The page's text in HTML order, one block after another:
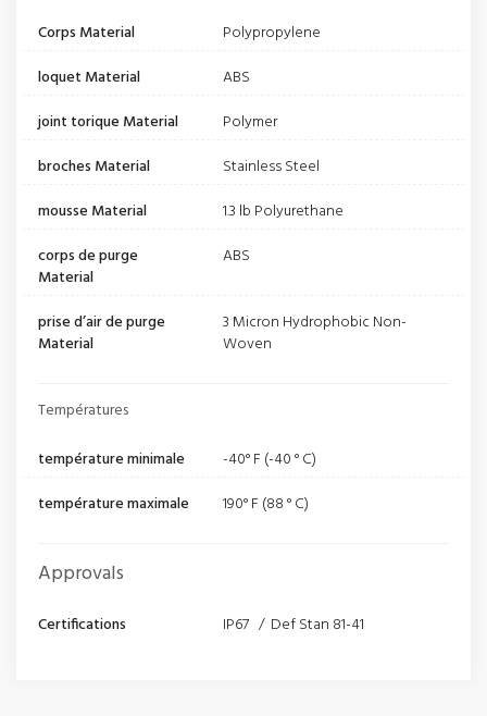
Corps Material
Polypropylene
loquet Material
ABS
joint torique Material
Polymer
broches Material
Stainless Steel
mousse Material
1.3 lb Polyurethane
corps de purge
Material
ABS
prise d’air de purge
Material
3 Micron Hydrophobic Non-
Woven
Températures
température minimale
-40° F (-40 ° C)
température maximale
190° F (88 ° C)
Approvals
Certifications IP67 / Def Stan 81-41